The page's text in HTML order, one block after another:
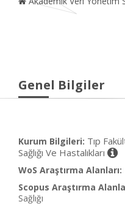
Genel Bilgiler
Kurum Bilgileri: Tıp
Sağlığı Ve Hastalıkları
WoS Araştırma Alanları:
Scopus Araştırma
Sağlığı